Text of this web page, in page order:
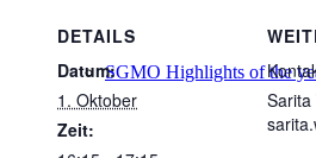
SGMO Highlights of the
DETAILS
Datum:
1. Oktober
Zeit:
Sarita